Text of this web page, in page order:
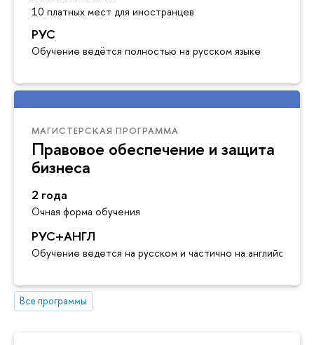
10 платных мест для иностранце
РУС
Обучение ведётся полностью на русском языке
МАГИСТЕРСКАЯ ПРОГРАММА
Правовое обеспечение и защита
изнеса
2 года
Очная форма обучения
РУС+АНГЛ
Обучение ведется на русском и частично на английском
се программы